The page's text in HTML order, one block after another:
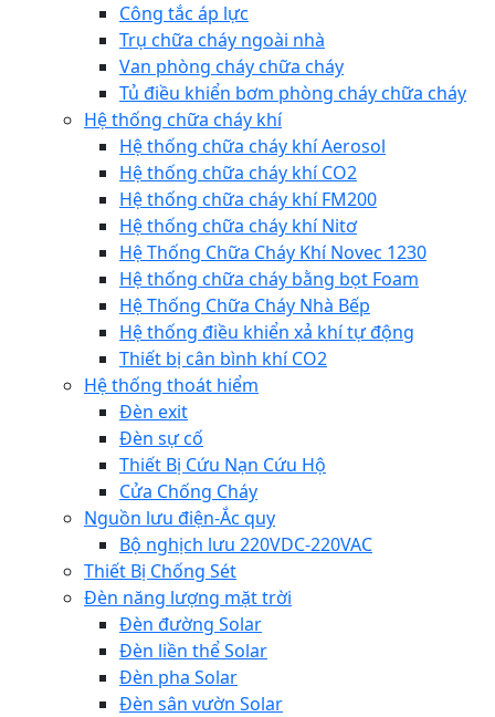
Công tắc áp lực
Trụ chữa cháy ngoài nhà
Van phòng cháy chữa cháy
Tủ điều khiển bơm phòng cháy chữa cháy
Hệ thống chữa cháy khí
Hệ thống chữa cháy khí Aerosol
Hệ thống chữa cháy khí CO2
Hệ thống chữa cháy khí FM200
Hệ thống chữa cháy khí Nitơ
Hệ Thống Chữa Cháy Khí Novec 1230
Hệ thống chữa cháy bằng bọt Foam
Hệ Thống Chữa Cháy Nhà Bếp
Hệ thống điều khiển xả khí tự động
Thiết bị cân bình khí CO2
Hệ thống thoát hiểm
Đèn exit
Đèn sự cố
Thiết Bị Cứu Nạn Cứu Hộ
Cửa Chống Cháy
Nguồn lưu điện-Ắc quy
Bộ nghịch lưu 220VDC-220VAC
Thiết Bị Chống Sét
Đèn năng lượng mặt trời
Đèn đường Solar
Đèn liền thể Solar
Đèn pha Solar
Đèn sân vườn Solar